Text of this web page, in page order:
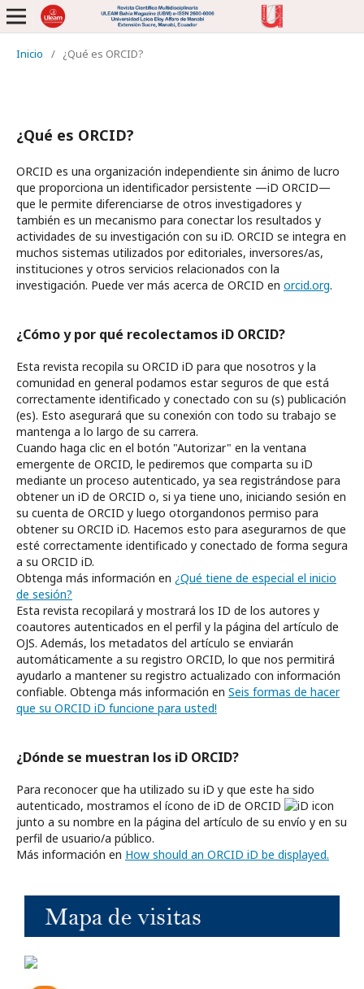
Inicio / ¿Qué es ORCID?
¿Qué es ORCID?
ORCID es una organización independiente sin ánimo de lucro
que proporciona un identificador persistente —iD ORCID—
que le permite diferenciarse de otros investigadores y
también es un mecanismo para conectar los resultados y
actividades de su investigación con su iD. ORCID se integra en
muchos sistemas utilizados por editoriales, inversores/as,
instituciones y otros servicios relacionados con la
investigación. Puede ver más acerca de ORCID en orcid.org.
¿Cómo y por qué recolectamos iD ORCID?
Esta revista recopila su ORCID iD para que nosotros y la
comunidad en general podamos estar seguros de que está
correctamente identificado y conectado con su (s) publicación
(es). Esto asegurará que su conexión con todo su trabajo se
mantenga a lo largo de su carrera.
Cuando haga clic en el botón "Autorizar" en la ventana
emergente de ORCID, le pediremos que comparta su iD
mediante un proceso autenticado, ya sea registrándose para
obtener un iD de ORCID o, si ya tiene uno, iniciando sesión en
su cuenta de ORCID y luego otorgandonos permiso para
obtener su ORCID iD. Hacemos esto para asegurarnos de que
esté correctamente identificado y conectado de forma segura
a su ORCID iD.
Obtenga más información en ¿Qué tiene de especial el inicio
de sesión?
Esta revista recopilará y mostrará los ID de los autores y
coautores autenticados en el perfil y la página del artículo de
OJS. Además, los metadatos del artículo se enviarán
automáticamente a su registro ORCID, lo que nos permitirá
ayudarlo a mantener su registro actualizado con información
confiable. Obtenga más información en Seis formas de hacer
que su ORCID iD funcione para usted!
¿Dónde se muestran los iD ORCID?
Para reconocer que ha utilizado su iD y que este ha sido
autenticado, mostramos el ícono de iD de ORCID
junto a su nombre en la página del artículo de su envío y en su
perfil de usuario/a público.
Más información en How should an ORCID iD be displayed.